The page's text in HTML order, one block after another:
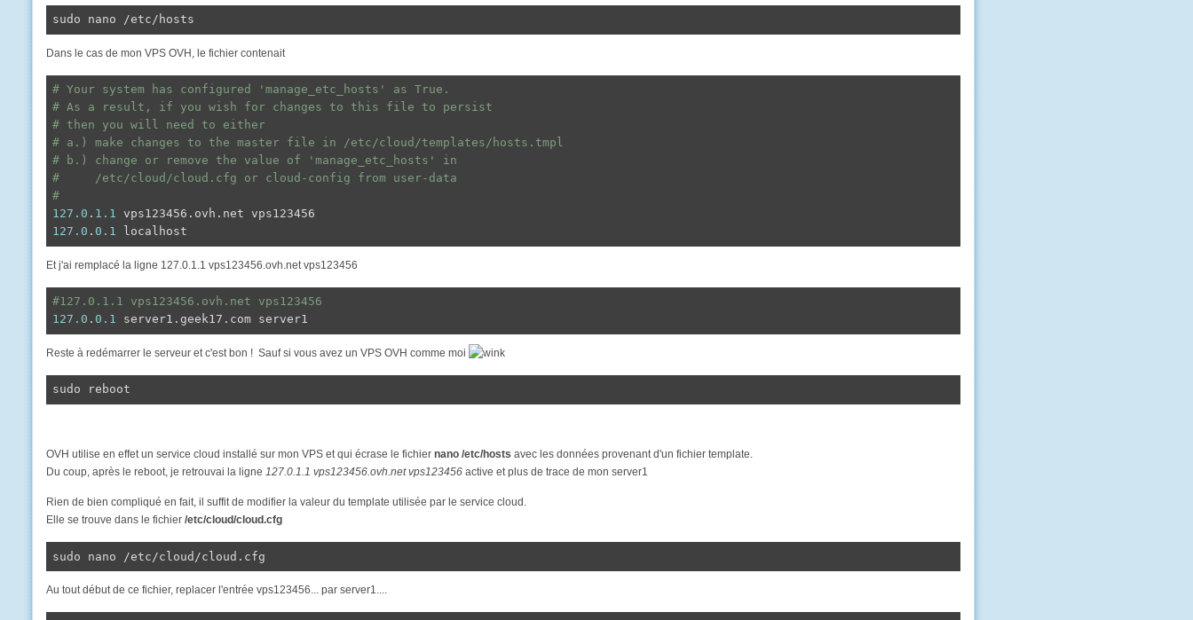
sudo nano /etc/hosts
Dans le cas de mon VPS OVH, le fichier contenait
# Your system has configured 'manage_etc_hosts' as True.
# As a result, if you wish for changes to this file to persist
# then you will need to either
# a.) make changes to the master file in /etc/cloud/templates/hosts.tmpl
# b.) change or remove the value of 'manage_etc_hosts' in
#     /etc/cloud/cloud.cfg or cloud-config from user-data
#
127.0 . 1.1
127.0 . 0.1 localhost
Et j'ai remplacé la ligne 127.0.1.1 vps123456.ovh.net vps123456
#127.0.1.1 vps123456.ovh.net vps123456
127.0 . 0.1 server1.geek17.com server1
Reste à redémarrer le serveur et c'est bon ! Sauf si vous avez un VPS OVH comme moi
sudo reboot
OVH utilise en effet un service cloud installé sur mon VPS et qui écrase le fichier nano /etc/hosts avec les données provenant d'un fichier template.
Du coup, après le reboot, je retrouvai la ligne 127.0.1.1 vps123456.ovh.net vps123456 active et plus de trace de mon server1
Rien de bien compliqué en fait, il suffit de modifier la valeur du template utilisée par le service cloud.
Elle se trouve dans le fichier /etc/cloud/cloud.cfg
sudo nano /etc/cloud/cloud.cfg
Au tout début de ce fichier, replacer l'entrée vps123456... par server1....